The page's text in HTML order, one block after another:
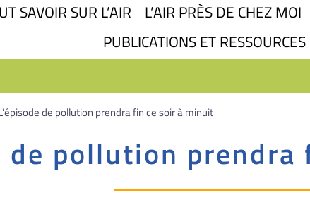
SAVOIR SUR L’AIR L’AIR PRÈS DE CHEZ MOI
PUBLICATIONS ET RESSOURCES
de pollution prendra fin ce soir à minuit
de pollution